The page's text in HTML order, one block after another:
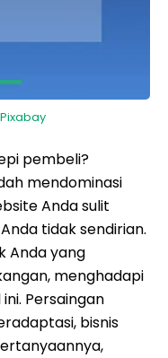
Pixabay
pembeli?
mendominasi
Anda sulit
tidak sendirian.
Anda yang
menghadapi
Persaingan
bisnis